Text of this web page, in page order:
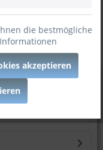
Preis!
Lucky |
die bestmögliche
akzeptieren